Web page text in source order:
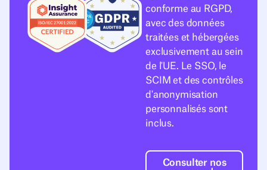
conforme au RGPD,
avec des données
traitées et hébergées
exclusivement au sein
de l'UE. Le SSO, le
SCIM et des contrôles
d'anonymisation
personnalisés sont
inclus.
Consulter nos
Consulter nos